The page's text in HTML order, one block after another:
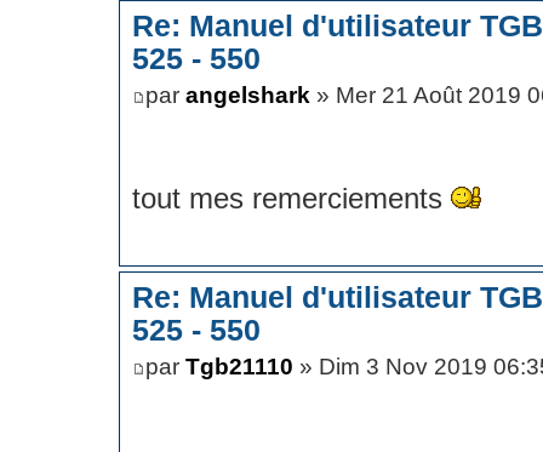
Re: Manuel d'utilisateur
525 - 550
par angelshark » Mer 21 Août 2019
tout mes remerciements
Re: Manuel d'utilisateur
525 - 550
par Tgb21110 » Dim 3 Nov 2019